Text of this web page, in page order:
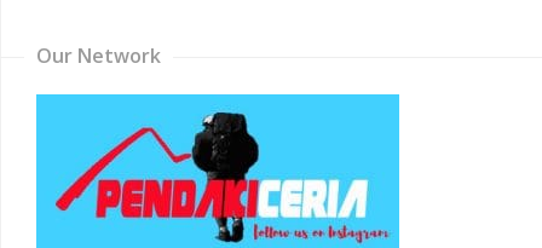
Our Network